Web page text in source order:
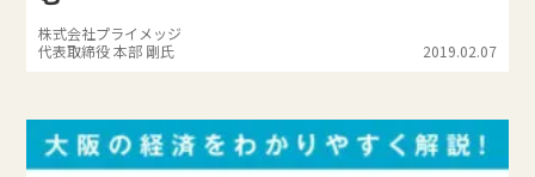
株式会社プライメッジ
代表取締役 本部 剛氏
2019.02.07